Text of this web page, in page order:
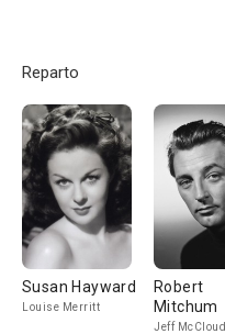
Reparto
Susan Hayward
Louise Merritt
Robert
Mitchum
Jeff McCloud